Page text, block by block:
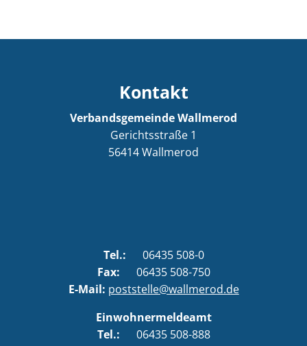
Kontakt
Verbandsgemeinde Wallmerod
Gerichtsstraße 1
56414Wallmerod
Tel.:
06435 508-0
Fax: 06435 508-750
E-Mail: poststelle@wallmerod.de
Einwohnermeldeamt
Tel.: 06435 508-888